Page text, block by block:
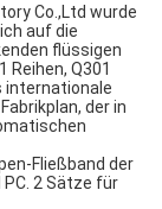
Co.,Ltd wurde
auf die
flüssigen
Reihen, Q301
internationale
der in
Fließband der
2 Sätze für